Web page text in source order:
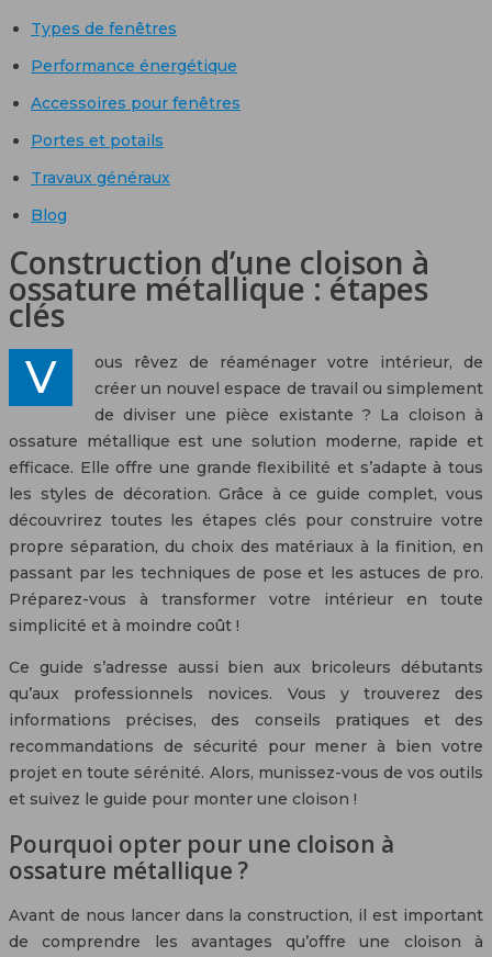
Types de fenêtres
Performance énergétique
Accessoires pour fenêtres
Portes et potails
Travaux généraux
Blog
Construction d’une cloison à
ossature métallique : étapes
clés
Vous rêvez de réaménager votre intérieur, de
créer un nouvel espace de travail ou simplement
de diviser une pièce existante ? La cloison à
ossature métallique est une solution moderne, rapide et
efficace. Elle offre une grande flexibilité et s’adapte à tous
les styles de décoration. Grâce à ce guide complet, vous
découvrirez toutes les étapes clés pour construire votre
propre séparation, du choix des matériaux à la finition, en
passant par les techniques de pose et les astuces de pro.
Préparez-vous à transformer votre intérieur en toute
simplicité et à moindre coût !
Ce guide s’adresse aussi bien aux bricoleurs débutants
qu’aux professionnels novices. Vous y trouverez des
informations précises, des conseils pratiques et des
recommandations de sécurité pour mener à bien votre
projet en toute sérénité. Alors, munissez-vous de vos outils
et suivez le guide pour monter une cloison !
Pourquoi opter pour une cloison à
ossature métallique ?
Avant de nous lancer dans la construction, il est important
de comprendre les avantages qu’offre une cloison à